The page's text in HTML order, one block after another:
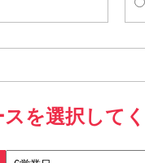
を選択して